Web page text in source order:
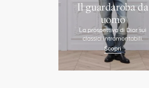
Il guardaroba da
uomo
La prospettiva di Dior sui
classici intramontabili.
Scopri